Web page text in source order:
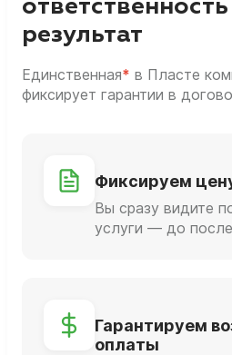
ответственность
результат
Единственная* в Пласте
фиксирует гарантии в
Фиксируем
Вы сразу видите
услуги — до
Гарантируем
оплаты